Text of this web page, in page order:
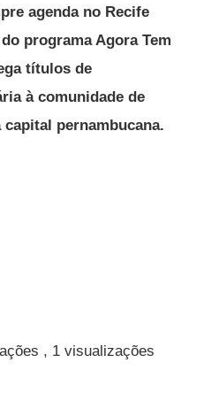
agenda no Recife
programa Agora Tem
títulos de
à comunidade de
capital pernambucana.
, 1 visualizações